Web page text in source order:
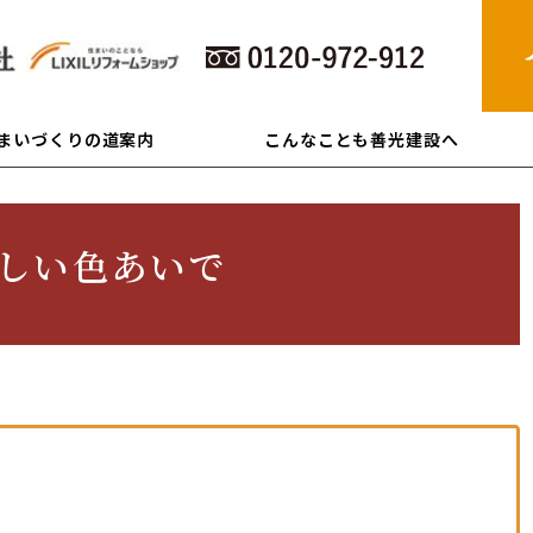
いづくりの道案内 こんなことも善光建設へ
い色あいで